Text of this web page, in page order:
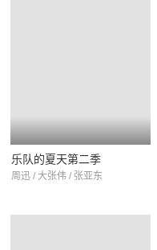
乐队的夏天第二季
周迅 / 大张伟 / 张亚东